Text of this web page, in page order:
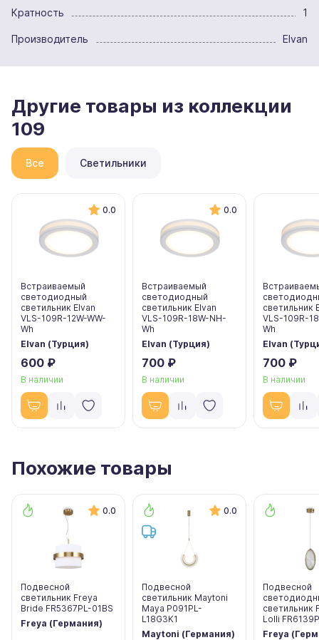
Кратность 1
Производитель Elvan
Другие товары из коллекции
109
Все Светильники
0.0
Встраиваемый
светодиодный
светильник Elvan
VLS-109R-12W-WW-
Wh
Elvan (Турция)
600 ₽
В наличии
0.0
Встраиваемый
светодиодный
светильник Elvan
VLS-109R-18W-NH-
Wh
Elvan (Турция)
700 ₽
В наличии
светильник
VLS-109R-
Wh
Elvan
700 ₽
В наличии
Похожие товары
0.0
Подвесной
светильник Freya
Bride FR5367PL-01BS
Freya (Германия)
0.0
Подвесной
светильник Maytoni
Maya P091PL-
L18G3K1
Maytoni (Германия)
Подвесной
светильник
Lolli
Freya